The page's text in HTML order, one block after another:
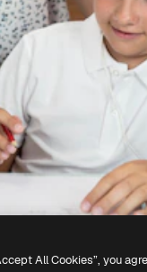
All Cookies”, you